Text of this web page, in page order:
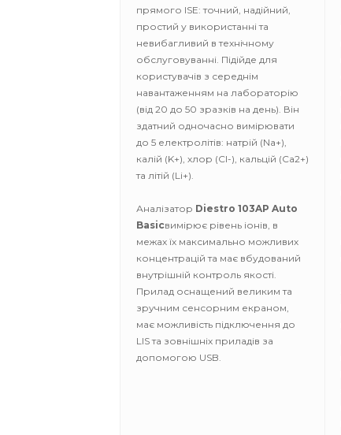
прямого ISE: точний, надійний,
простий у використанні та
невибагливий в технічному
обслуговуванні. Підійде для
користувачів з середнім
навантаженням на лабораторію
(від 20 до 50 зразків на день). Він
здатний одночасно вимірювати
до 5 електролітів: натрій (Na+),
калій (K+), хлор (Cl-), кальцій (Ca2+)
та літій (Li+).
Аналізатор Diestro 103AP Auto
Basicвимірює рівень іонів, в
межах їх максимально можливих
концентрацій та має вбудований
внутрішній контроль якості.
Прилад оснащений великим та
зручним сенсорним екраном,
має можливість підключення до
LIS та зовнішніх приладів за
допомогою USB.